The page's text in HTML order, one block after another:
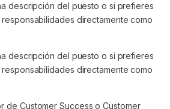
descripción del puesto o si prefieres
directamente como
descripción del puesto o si prefieres
directamente como
de Customer Success o Customer